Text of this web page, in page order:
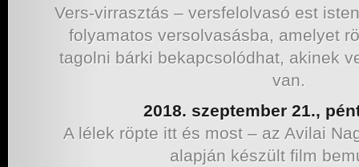
Vers-virrasztás – versfelolvasó est
folyamatos versolvasásba, amelyet
tagolni bárki bekapcsolódhat, akinek
van.
2018. szeptember 21.,
A lélek röpte itt és most – az Avilai
alapján készült film